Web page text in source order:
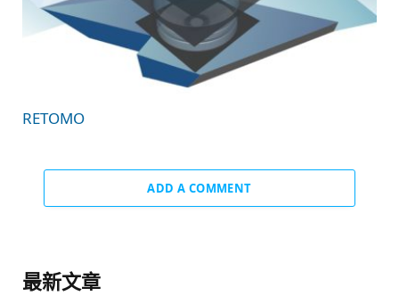
RETOMO
ADD A COMMENT
最新文章